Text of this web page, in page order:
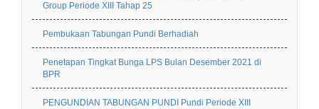
Group Periode XIII Tahap 25
Pembukaan Tabungan Pundi Berhadiah
Penetapan Tingkat Bunga LPS Bulan Desember 2021 di
BPR
PENGUNDIAN TABUNGAN PUNDI Pundi Periode XIII